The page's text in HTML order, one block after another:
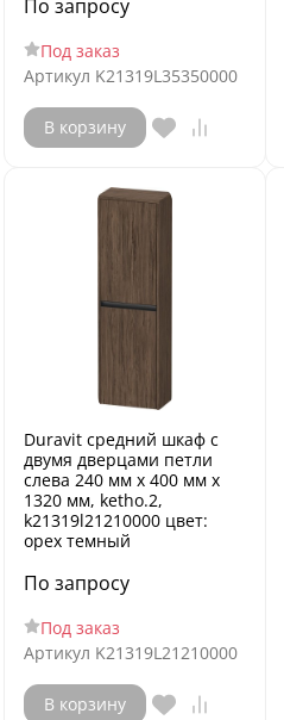
По запросу
Под заказ
Артикул K21319L35350000
В корзину
Duravit средний шкаф с
двумя дверцами петли
слева 240 мм х 400 мм х
1320 мм, ketho.2,
k21319l21210000 цвет:
орех темный
По запросу
Под заказ
Артикул K21319L21210000
В корзину